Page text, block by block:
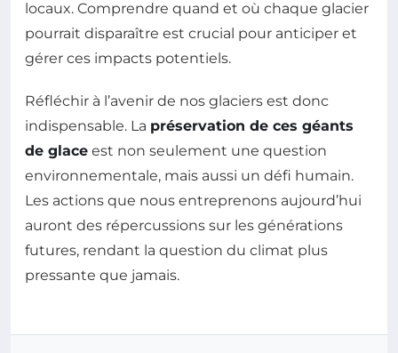
locaux. Comprendre quand et où chaque glacier
pourrait disparaître est crucial pour anticiper et
gérer ces impacts potentiels.
Réfléchir à l’avenir de nos glaciers est donc
indispensable. La préservation de ces géants
de glace est non seulement une question
environnementale, mais aussi un défi humain.
Les actions que nous entreprenons aujourd’hui
auront des répercussions sur les générations
futures, rendant la question du climat plus
pressante que jamais.